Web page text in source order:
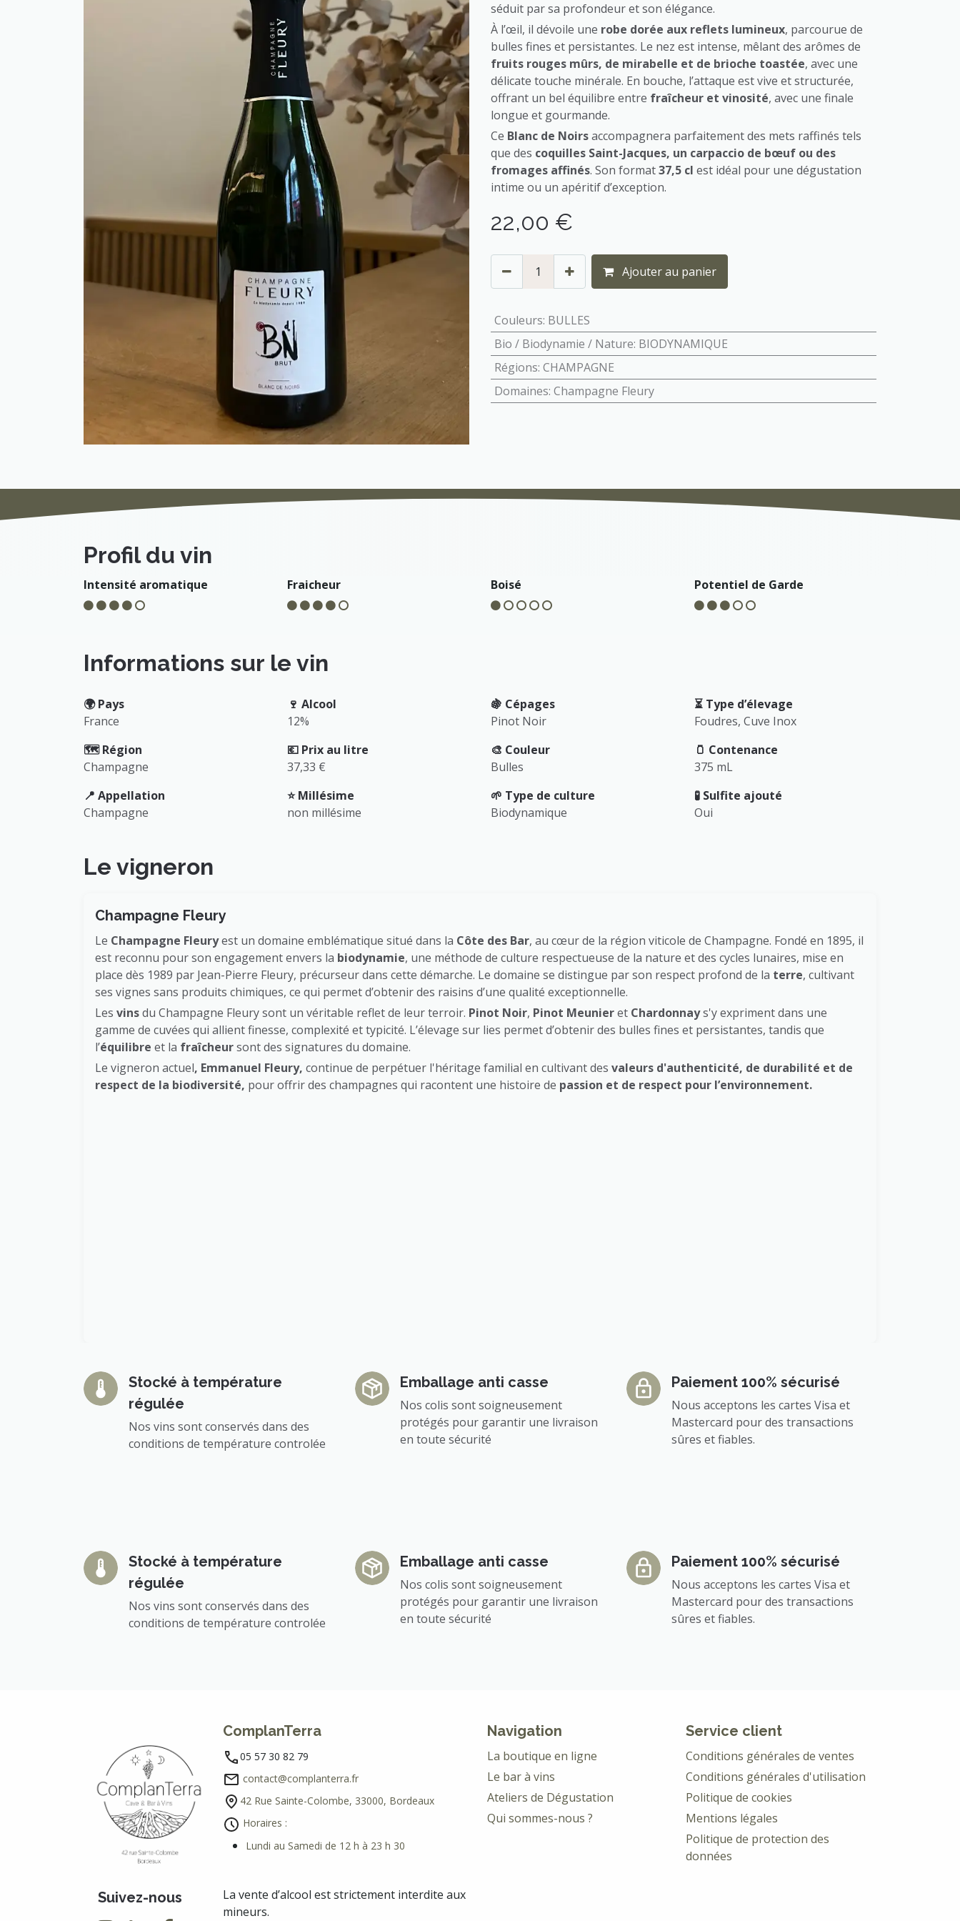
séduit par sa profondeur et son élégance.
À l’œil, il dévoile une robe dorée aux reflets lumineux, parcourue de
bulles fines et persistantes. Le nez est intense, mêlant des arômes de
fruits rouges mûrs, de mirabelle et de brioche toastée, avec une
délicate touche minérale. En bouche, l’attaque est vive et structurée,
offrant un bel équilibre entre fraîcheur et vinosité, avec une finale
longue et gourmande.
Ce Blanc de Noirsaccompagnera parfaitement des mets raffinés tels
que des coquilles Saint-Jacques, un carpaccio de bœuf ou des
fromages affinés. Son format37,5 cl est idéal pour une dégustation
intime ou un apéritif d’exception.
22,00 €
Ajouter au panier
Couleurs: BULLES
Bio / Biodynamie / Nature: BIODYNAMIQUE
Régions: CHAMPAGNE
Domaines: Champagne Fleury
Profil du vin
Intensité aromatique Fraicheur Boisé Potentiel de Garde
Informations sur le vin
🌍️ Pays
France
🗺️ Région
Champagne
📍 Appellation
Champagne
🍷 Alcool
12%
💶 Prix au litre
37,33 €
⭐️ Millésime
non millésime
🍇 Cépages
Pinot Noir
🎨 Couleur
Bulles
🌱 Type de culture
Biodynamique
⏳️ Type d’élevage
Foudres, Cuve Inox
🫙 Contenance
375 mL
🧪 Sulfite ajouté
Oui
Le vigneron
Champagne Fleury
Le Champagne Fleuryest un domaine emblématique situé dans la Côte des Bar, au cœur de la région viticole de Champagne. Fondé en 1895, il
est reconnu pour son engagement envers la biodynamie, une méthode de culture respectueuse de la nature et des cycles lunaires, mise en
place dès 1989 par Jean-Pierre Fleury, précurseur dans cette démarche. Le domaine se distingue par son respect profond de la terre, cultivant
ses vignes sans produits chimiques, ce qui permet d’obtenir des raisins d’une qualité exceptionnelle.
Les vinsdu Champagne Fleury sont un véritable reflet de leur terroir. Pinot Noir, Pinot Meunieret Chardonnays'y expriment dans une
gamme de cuvées qui allient finesse, complexité et typicité. L’élevage sur lies permet d’obtenir des bulles fines et persistantes, tandis que
l’équilibre et la fraîcheursont des signatures du domaine.
Le vigneron actuel, Emmanuel Fleury, continue de perpétuer l'héritage familial en cultivant des valeurs d'authenticité, de durabilité et de
respect de la biodiversité, pour offrir des champagnes qui racontent une histoire de passion et de respect pour l’environnement.
Stocké à température
régulée
Nos vins sont conservés dans des
conditions de température controlée
Emballage anti casse
Nos colis sont soigneusement
protégés pour garantir une livraison
en toute sécurité
Paiement 100% sécurisé
Nous acceptons les cartes Visa et
Mastercard pour des transactions
sûres et fiables.
Stocké à température
régulée
Nos vins sont conservés dans des
conditions de température controlée
Emballage anti casse
Nos colis sont soigneusement
protégés pour garantir une livraison
en toute sécurité
Paiement 100% sécurisé
Nous acceptons les cartes Visa et
Mastercard pour des transactions
sûres et fiables.
ComplanTerra
05 57 30 82 79
contact@complanterra.fr
42 Rue Sainte-Colombe, 33000, Bordeaux
Horaires :
Lundi au Samedi de 12 h à 23 h 30
La vente d’alcool est strictement interdite aux
mineurs.
Navigation
La boutique en ligne
Le bar à vins
Ateliers de Dégustation
Qui sommes-nous ?
Service client
Conditions générales de ventes
Conditions générales d'utilisation
Politique de cookies
Mentions légales
Politique de protection des
données
Suivez-nous